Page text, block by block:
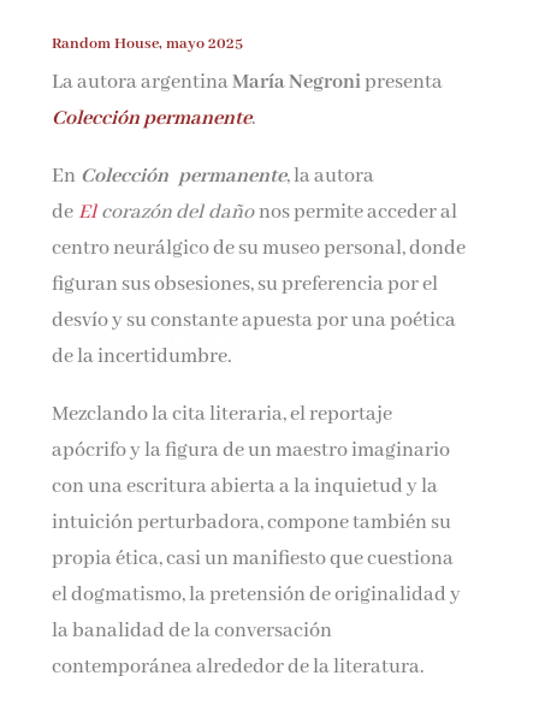
Random House, mayo 2025
La autora argentinaMaría Negronipresenta
Colección permanente.
En Colección permanente, la autora
de El corazón del dañonos permite acceder al
centro neurálgico de su museo personal, donde
figuran sus obsesiones, su preferencia por el
desvío y su constante apuesta por una poética
de la incertidumbre.
Mezclando la cita literaria, el reportaje
apócrifo y la figura de un maestro imaginario
con una escritura abierta a la inquietud y la
intuición perturbadora, compone también su
propia ética, casi un manifiesto que cuestiona
el dogmatismo, la pretensión de originalidad y
la banalidad de la conversación
contemporánea alrededor de la literatura.
Nombre*
Email*
Por favor, acepta los
términos y condiciones
de privacidad